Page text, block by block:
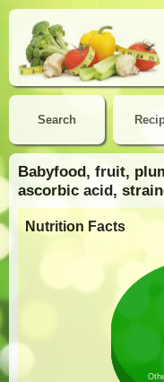
Search
Babyfood, fruit,
ascorbic acid,
Nutrition Facts